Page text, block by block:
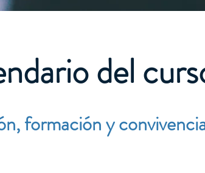
del
formación y